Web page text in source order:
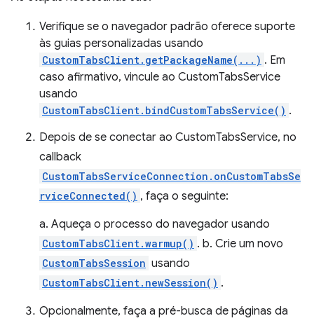
Verifique se o navegador padrão oferece suporte
às guias personalizadas usando
CustomTabsClient.getPackageName(...) . Em
caso afirmativo, vincule ao CustomTabsService
usando
CustomTabsClient.bindCustomTabsService() .
Depois de se conectar ao CustomTabsService, no
callback
CustomTabsServiceConnection.onCustomTabsSe
rviceConnected() , faça o seguinte:
a. Aqueça o processo do navegador usando
CustomTabsClient.warmup() . b. Crie um novo
CustomTabsSession usando
CustomTabsClient.newSession() .
Opcionalmente, faça a pré-busca de páginas da